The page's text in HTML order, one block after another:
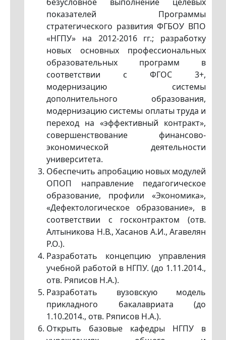
показателей Программы
стратегического развития ФГБОУ ВПО
«НГПУ» на 2012-2016 гг.; разработку
новых основных профессиональных
образовательных программ в
соответствии с ФГОС 3+,
модернизацию системы
дополнительного образования,
модернизацию системы оплаты труда и
переход на «эффективный контракт»,
совершенствование финансово-
экономической деятельности
университета.
Обеспечить апробацию новых модулей
ОПОП направление педагогическое
образование, профили «Экономика»,
«Дефектологическое образование», в
соответствии с госконтрактом (отв.
Алтыникова Н.В., Хасанов А.И., Агавелян
P.O.).
Разработать концепцию управления
учебной работой в НГПУ. (до 1.11.2014.,
отв. Ряписов Н.А.).
Разработать вузовскую модель
прикладного бакалавриата (до
1.10.2014., отв. Ряписов Н.А.).
Открыть базовые кафедры НГПУ в